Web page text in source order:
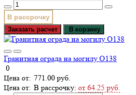
В рассрочку
Заказать расчет В корзину
Гранитная ограда на могилу О138
0
771.00 руб.
В рассрочку: от 64.25 руб.